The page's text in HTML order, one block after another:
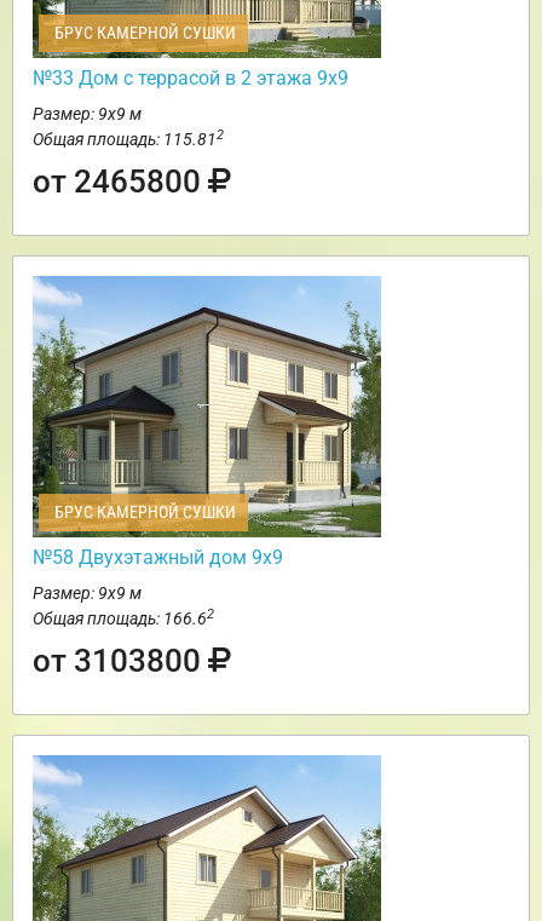
БРУС КАМЕРНОЙ СУШКИ
№33 Дом с террасой в 2 этажа 9х9
Размер: 9х9 м
Общая площадь: 115.812
от 2465800
БРУС КАМЕРНОЙ СУШКИ
№58 Двухэтажный дом 9х9
Размер: 9х9 м
Общая площадь: 166.62
от 3103800